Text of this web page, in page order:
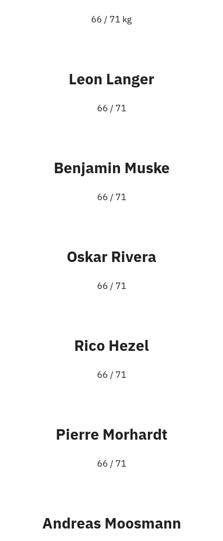
66 / 71 kg
Leon Langer
66 / 71
Benjamin Muske
66 / 71
Oskar Rivera
66 / 71
Rico Hezel
66 / 71
Pierre Morhardt
66 / 71
Andreas Moosmann